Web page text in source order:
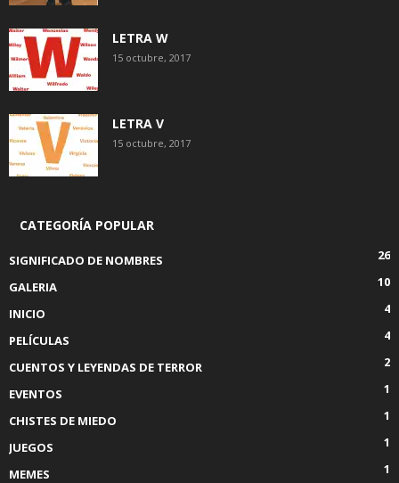
LETRA W
15 octubre, 2017
LETRA V
15 octubre, 2017
CATEGORÍA POPULAR
SIGNIFICADO DE NOMBRES
26
GALERIA
10
INICIO
4
PELÍCULAS
4
CUENTOS Y LEYENDAS DE TERROR
2
EVENTOS
1
CHISTES DE MIEDO
1
JUEGOS
1
MEMES
1